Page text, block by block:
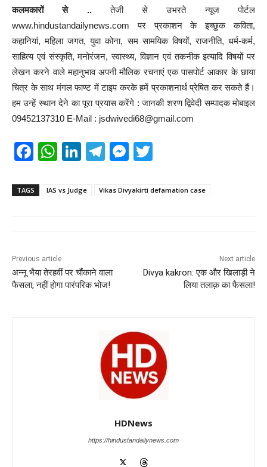
कलमकारों से ..तेजी से उभरते न्यूज पोर्टल
www.hindustandailynews.com पर प्रकाशन के इच्छुक कविता,
कहानियां, महिला जगत, युवा कोना, सम सामयिक विषयों, राजनीति, धर्म-कर्म,
साहित्य एवं संस्कृति, मनोरंजन, स्वास्थ्य, विज्ञान एवं तकनीक इत्यादि विषयों पर
लेखन करने वाले महानुभाव अपनी मौलिक रचनाएं एक पासपोर्ट आकार के छाया
चित्र के साथ मंगल फाण्ट में टाइप करके हमें प्रकाशनार्थ प्रेषित कर सकते हैं।
हम उन्हें स्थान देने का पूरा प्रयास करेंगे : जानकी शरण द्विवेदी सम्पादक मोबाइल
09452137310 E-Mail : jsdwivedi68@gmail.com
F
c
o
k
W
at
p
Li
k
T
e
M
ss
er
tt
TAGS IAS vs Judge Vikas Divyakirti defamation case
Previous article
अन्नू भैया तेरहवीं पर चौंकाने वाला
फैसला, नहीं होगा पारंपरिक भोज!
Next article
Divya kakron: एक और खिलाड़ी ने
लिया तलाक़ का फैसला!
HDNews
https://hindustandailynews.com